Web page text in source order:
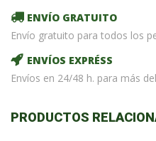
ENVÍO GRATUITO
Envío gratuito para todos los
ENVÍOS EXPRÉSS
Envíos en 24/48 h. para más
PRODUCTOS